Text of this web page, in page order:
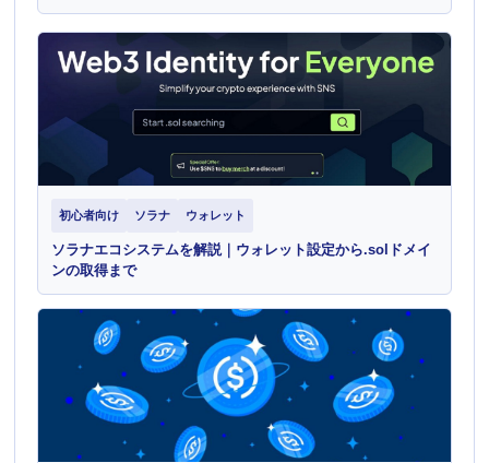
初心者向け ソラナ ウォレット
ソラナエコシステムを解説｜ウォレット設定から.solドメイ
ンの取得まで